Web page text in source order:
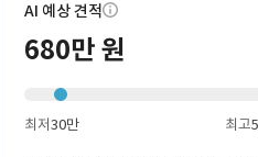
AI 예상 견적
680만 원
최저30만 최고